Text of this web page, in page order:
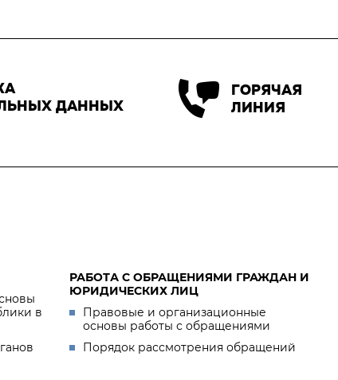
ДАННЫХ
ГОРЯЧАЯ
ЛИНИЯ
в
РАБОТА С ОБРАЩЕНИЯМИ ГРАЖДАН И
ЮРИДИЧЕСКИХ ЛИЦ
Правовые и организационные
основы работы с обращениями
Порядок рассмотрения обращений